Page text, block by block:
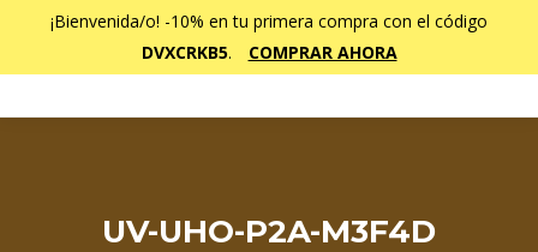
¡Bienvenida/o! -10% en tu primera compra con el código
DVXCRKB5. COMPRAR AHORA
UV-UHO-P2A-M3F4D